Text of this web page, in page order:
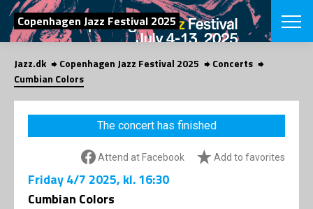
SEARCH
Copenhagen Jazz Festival 2025
Danish
CHOOSE
VINTERJAZZ
Themes
LOCATIONS
Jazz.dk Copenhagen Jazz Festival 2025
Concerts
Cumbian Colors
The concert has finished
Attend at Facebook Add to favorites
Friday4/7 2025, kl. 16:30
Cumbian Colors